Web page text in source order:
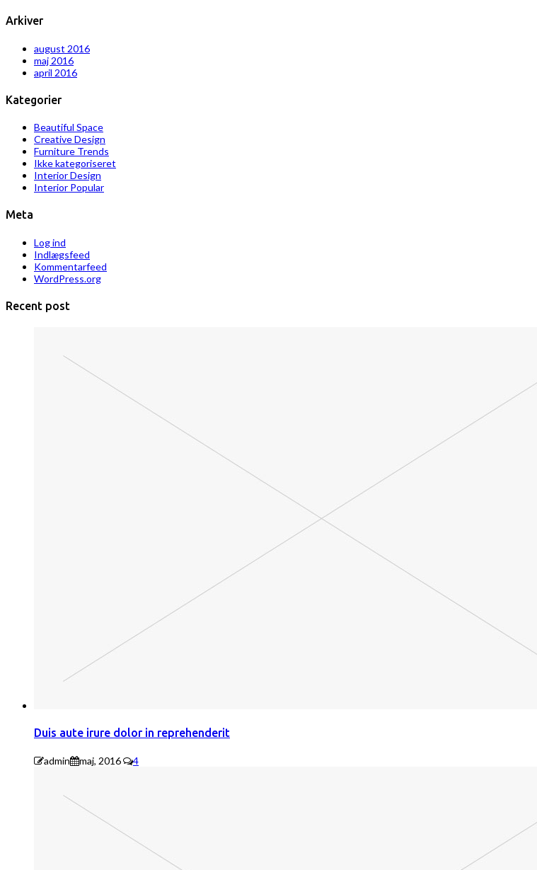
Arkiver
august 2016
maj 2016
april 2016
Kategorier
Beautiful Space
Creative Design
Furniture Trends
Ikke kategoriseret
Interior Design
Interior Popular
Meta
Log ind
Indlægsfeed
Kommentarfeed
WordPress.org
Recent post
Duis aute irure dolor in reprehenderit
admin maj, 2016 4